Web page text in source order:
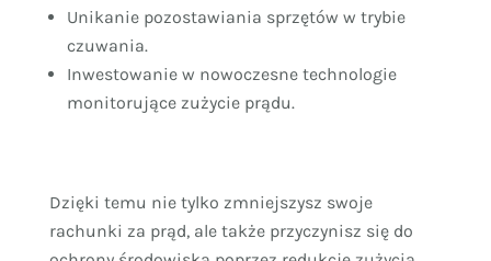
Unikanie pozostawiania sprzętów w trybie
czuwania.
Inwestowanie w nowoczesne technologie
monitorujące zużycie prądu.
Dzięki temu nie tylko zmniejszysz swoje
rachunki za prąd, ale także przyczynisz się do